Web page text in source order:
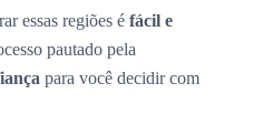
essas regiões é fácil e
pautado pela
para você decidir com